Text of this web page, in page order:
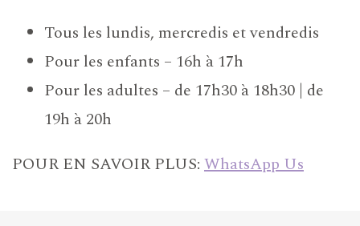
Tous les lundis, mercredis et vendredis
Pour les enfants – 16h à 17h
Pour les adultes – de 17h30 à 18h30 | de
19h à 20h
POUR EN SAVOIR PLUS: WhatsApp Us